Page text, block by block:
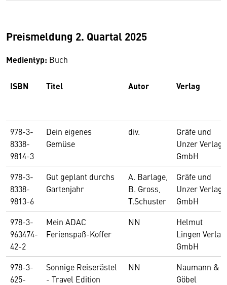
Preismeldung 2. Quartal 2025
Medientyp: Buch
ISBN Titel Autor Verlag
978-3-
8338-
9814-3
Dein eigenes
Gemüse
div.
Gräfe und
Unzer Verlag
GmbH
978-3-
8338-
9813-6
Gut geplant durchs
Gartenjahr
A. Barlage,
B. Gross,
T.Schuster
Gräfe und
Unzer Verlag
GmbH
978-3-
963474-
42-2
Mein ADAC
Ferienspaß-Koffer
NN
Helmut
Lingen Verlag
GmbH
978-3-
625-
Sonnige Reiserästel
- Travel Edition
NN
Naumann &
Göbel